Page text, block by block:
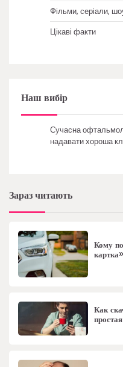
Фільми, серіали,
Цікаві факти
Наш вибір
Сучасна
надавати хороша
Зараз читають
Кому
картка»
Как